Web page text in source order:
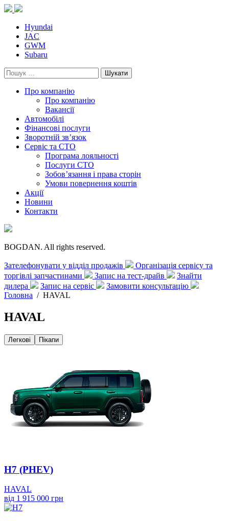
Skip
contentHyundai
JAC
GWM
Subaru
Пошук:
Про компанію
Про компанію
Вакансії
Автомобілі
Фінансові послуги
Зворотній зв’язок
Cервіс та СТО
Програма лояльності
Послуги СТО
Зобов’язання і права сторін
Умови повернення коштів
Акції
Новини
Контакти
BOGDAN. All rights reserved.
Зателефонувати у відділ продажів
Організація сервісу та
торгівлі запчастинами
Запис на тест-драйв
Знайти
дилера
Запис на сервіс
Замовити консультацію
Головна / HAVAL
HAVAL
Легкові Пікапи
H7 (PHEV)
HAVAL
від 1 915 000 грн